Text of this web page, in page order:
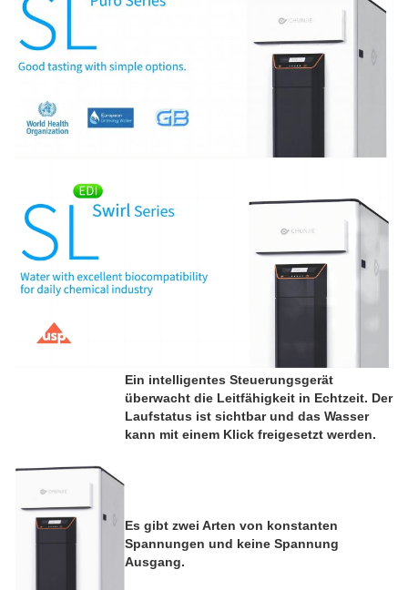
Ein intelligentes Steuerungsgerät
überwacht die Leitfähigkeit in Echtzeit. Der
Laufstatus ist sichtbar und das Wasser
kann mit einem Klick freigesetzt werden.
Es gibt zwei Arten von konstanten
Spannungen und keine Spannung
Ausgang.